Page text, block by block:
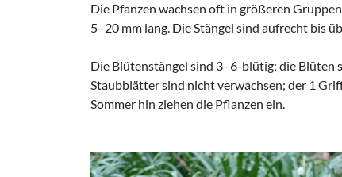
Die Pfanzen wachsen oft in größeren
5–20 mm lang. Die Stängel sind aufrecht bis
Die Blütenstängel sind 3–6-blütig; die Blüten
Staubblätter sind nicht verwachsen; der 1
Sommer hin ziehen die Pflanzen ein.